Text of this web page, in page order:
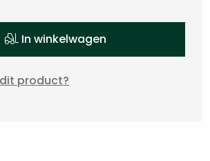
In winkelwagen
product?